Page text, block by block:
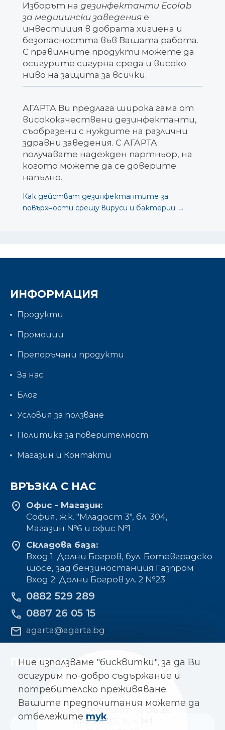
Дезинфектант за ръце
ANIOSGEL 1L –
Изборът на дезинфектанти Ecolab
за медицински заведенияе
инвестиция в добрата хигиена и
безопасността във Вашата работа.
С правилните продукти можете да
осигурите сигурна среда и високо
ниво на защита за всички.
АГАРТА Ви предлага широка гама от
висококачествени дезинфектанти,
съобразени с нуждите на различни
здравни заведения. С АГАРТА
получавате надежден партньор, на
когото можете да се доверите
напълно.
Как действат дезинфектантите за
повърхности срещу вируси и бактерии →
ИНФОРМАЦИЯ
Продукти
Промоции
Препоръчани продукти
За нас
Блог
Условия за ползване
Политика за поверителност
Магазин и Контакти
ВРЪЗКА С НАС
location_on
Офис - Магазин:
София, ж.к. "Младост 3", бл. 304,
Mагазин №6 и офис №1
location_on
Складова база:
Вход 1: Долни Богров, бул. Ботевградско
шосе, зад бензиностанция Газпром
Вход 2: Долни Богров ул. 2 №23
phone 0882 529 289
phone 0887 26 05 15
mail agarta@agarta.bg
ПОСЛЕДВАЙТЕ НИ
Ние използваме "бисквитки", за да Ви
осигурим по-добро съдържание и
потребителско преживяване.
Вашите предпочитания можете да
отбележите тук.